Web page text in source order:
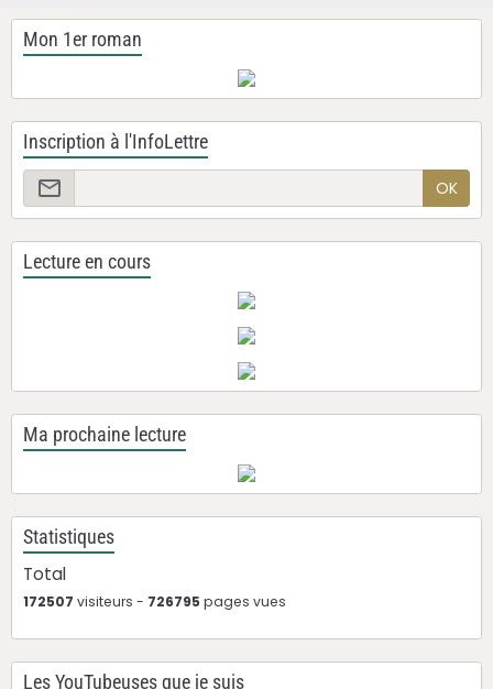
Mon 1er roman
Inscription à l'InfoLettre
OK
Lecture en cours
Ma prochaine lecture
Statistiques
Total
172507 visiteurs - 726795 pages vues
Les YouTubeuses que je suis